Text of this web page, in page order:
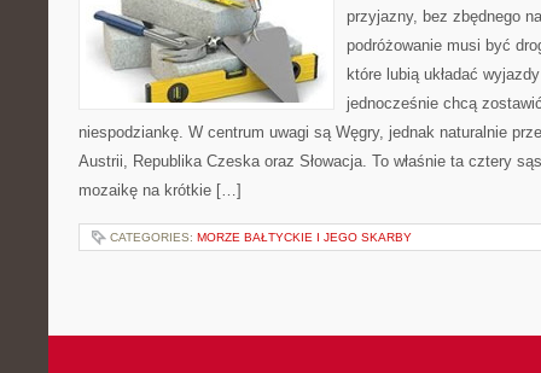
przyjazny, bez zbędnego
podróżowanie musi być
które lubią układać
jednocześnie chcą
niespodziankę. W centrum uwagi są Węgry, jednak naturalnie
Austrii, Republika Czeska oraz Słowacja. To właśnie ta cztery
mozaikę na krótkie […]
CATEGORIES: MORZE BAŁTYCKIE I JEGO SKARBY